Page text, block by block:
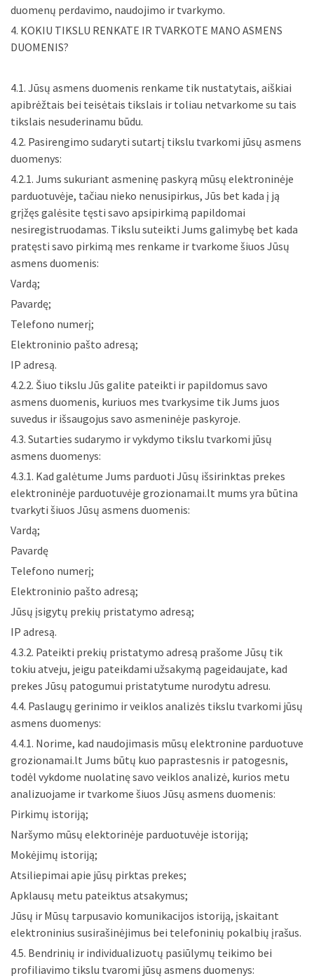
duomenų perdavimo, naudojimo ir tvarkymo.
4. KOKIU TIKSLU RENKATE IR TVARKOTE MANO ASMENS
DUOMENIS?
4.1. Jūsų asmens duomenis renkame tik nustatytais, aiškiai
apibrėžtais bei teisėtais tikslais ir toliau netvarkome su tais
tikslais nesuderinamu būdu.
4.2. Pasirengimo sudaryti sutartį tikslu tvarkomi jūsų asmens
duomenys:
4.2.1. Jums sukuriant asmeninę paskyrą mūsų elektroninėje
parduotuvėje, tačiau nieko nenusipirkus, Jūs bet kada į ją
grįžęs galėsite tęsti savo apsipirkimą papildomai
nesiregistruodamas. Tikslu suteikti Jums galimybę bet kada
pratęsti savo pirkimą mes renkame ir tvarkome šiuos Jūsų
asmens duomenis:
Vardą;
Pavardę;
Telefono numerį;
Elektroninio pašto adresą;
IP adresą.
4.2.2. Šiuo tikslu Jūs galite pateikti ir papildomus savo
asmens duomenis, kuriuos mes tvarkysime tik Jums juos
suvedus ir išsaugojus savo asmeninėje paskyroje.
4.3. Sutarties sudarymo ir vykdymo tikslu tvarkomi jūsų
asmens duomenys:
4.3.1. Kad galėtume Jums parduoti Jūsų išsirinktas prekes
elektroninėje parduotuvėje grozionamai.lt mums yra būtina
tvarkyti šiuos Jūsų asmens duomenis:
Vardą;
Pavardę
Telefono numerį;
Elektroninio pašto adresą;
Jūsų įsigytų prekių pristatymo adresą;
IP adresą.
4.3.2. Pateikti prekių pristatymo adresą prašome Jūsų tik
tokiu atveju, jeigu pateikdami užsakymą pageidaujate, kad
prekes Jūsų patogumui pristatytume nurodytu adresu.
4.4. Paslaugų gerinimo ir veiklos analizės tikslu tvarkomi jūsų
asmens duomenys:
4.4.1. Norime, kad naudojimasis mūsų elektronine parduotuve
grozionamai.lt Jums būtų kuo paprastesnis ir patogesnis,
todėl vykdome nuolatinę savo veiklos analizė, kurios metu
analizuojame ir tvarkome šiuos Jūsų asmens duomenis:
Pirkimų istoriją;
Naršymo mūsų elektorinėje parduotuvėje istoriją;
Mokėjimų istoriją;
Atsiliepimai apie jūsų pirktas prekes;
Apklausų metu pateiktus atsakymus;
Jūsų ir Mūsų tarpusavio komunikacijos istoriją, įskaitant
elektroninius susirašinėjimus bei telefoninių pokalbių įrašus.
4.5. Bendrinių ir individualizuotų pasiūlymų teikimo bei
profiliavimo tikslu tvaromi jūsų asmens duomenys: